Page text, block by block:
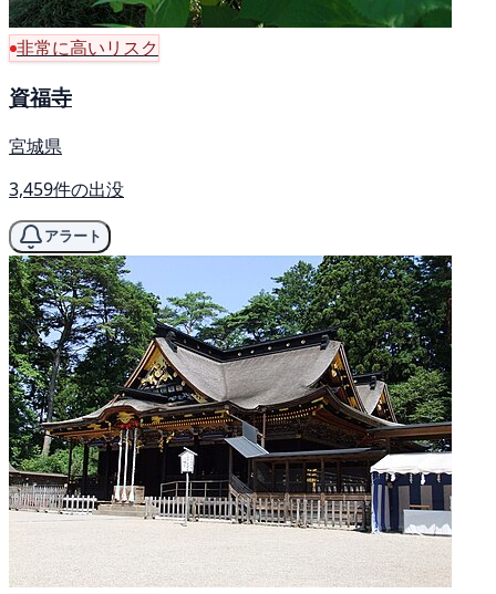
非常に高いリスク
資福寺
宮城県
3,459件の出没
アラート